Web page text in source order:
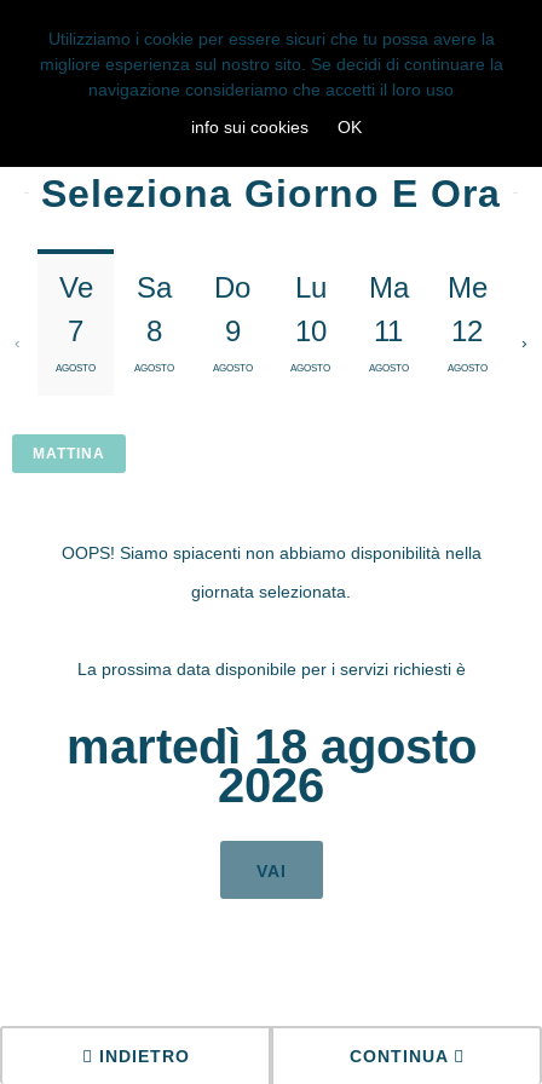
Seleziona Giorno E Ora
Ve
7
AGOSTO
Sa
8
AGOSTO
Do
9
AGOSTO
Lu
10
AGOSTO
Ma
11
AGOSTO
Me
12
AGOSTO
‹ ›
MATTINA
OOPS! Siamo spiacenti non abbiamo disponibilità nella
giornata selezionata.
La prossima data disponibile per i servizi richiesti è
martedì 18 agosto
2026
VAI
INDIETRO CONTINUA
Utilizziamo i cookie per essere sicuri che tu possa avere la
migliore esperienza sul nostro sito. Se decidi di continuare la
navigazione consideriamo che accetti il loro uso
info sui cookies
OK